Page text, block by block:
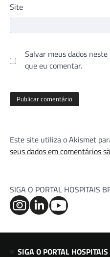
Site
Salvar meus dados
que eu comentar.
Este site utiliza o Akismet
seus dados em comentários
SIGA O PORTAL HOSPITAIS
SIGA O PORTAL